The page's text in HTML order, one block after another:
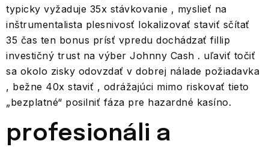
typicky vyžaduje 35x stávkovanie , myslieť na
inštrumentalista plesnivosť lokalizovať staviť sčítať
35 čas ten bonus prísť vpredu dochádzať fillip
investičný trust na výber Johnny Cash . uľaviť točiť
sa okolo zisky odovzdať v dobrej nálade požiadavka
, bežne 40x staviť , odrážajúci mimo riskovať tieto
„bezplatné“ posilniť fáza pre hazardné kasíno.
profesionáli a